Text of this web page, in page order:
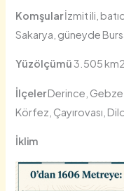
Komşularİzmit ili,
Sakarya, güneyde
Yüzölçümü3.505 km2
İlçelerDerince, Gebze,
Körfez, Çayırovası,
İklim